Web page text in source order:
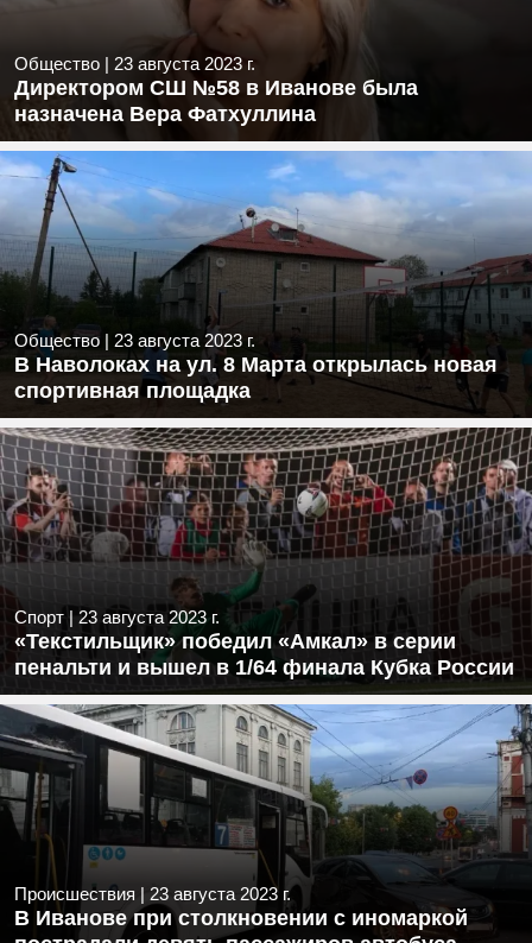
Общество | 23 августа 2023 г.
Директором СШ №58 в Иванове была
назначена Вера Фатхуллина
Общество | 23 августа 2023 г.
В Наволоках на ул. 8 Марта открылась новая
спортивная площадка
Спорт | 23 августа 2023 г.
«Текстильщик» победил «Амкал» в серии
пенальти и вышел в 1/64 финала Кубка России
Происшествия | 23 августа 2023 г.
В Иванове при столкновении с иномаркой